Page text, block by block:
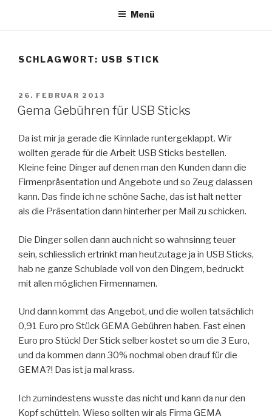
Menü
SCHLAGWORT: USB STICK
VERÖFFENTLICHT
AM
26. FEBRUAR 2013
Gema Gebühren für USB Sticks
Da ist mir ja gerade die Kinnlade runtergeklappt. Wir
wollten gerade für die Arbeit USB Sticks bestellen.
Kleine feine Dinger auf denen man den Kunden dann die
Firmenpräsentation und Angebote und so Zeug dalassen
kann. Das finde ich ne schöne Sache, das ist halt netter
als die Präsentation dann hinterher per Mail zu schicken.
Die Dinger sollen dann auch nicht so wahnsinng teuer
sein, schliesslich ertrinkt man heutzutage ja in USB Sticks,
hab ne ganze Schublade voll von den Dingern, bedruckt
mit allen möglichen Firmennamen.
Und dann kommt das Angebot, und die wollen tatsächlich
0,91 Euro pro Stück GEMA Gebühren haben. Fast einen
Euro pro Stück! Der Stick selber kostet so um die 3 Euro,
und da kommen dann 30% nochmal oben drauf für die
GEMA?! Das ist ja mal krass.
Ich zumindestens wusste das nicht und kann da nur den
Kopf schütteln. Wieso sollten wir als Firma GEMA